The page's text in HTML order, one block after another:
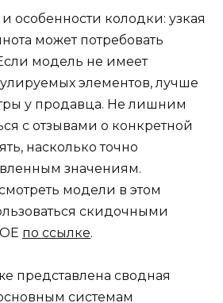
особенности колодки: узкая
может потребовать
модель не имеет
элементов, лучше
у продавца. Не лишним
с отзывами о конкретной
насколько точно
значениям.
модели в этом
скидочными
по ссылке.
представлена сводная
системам